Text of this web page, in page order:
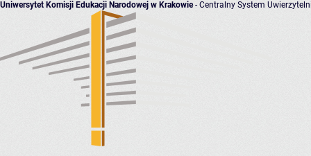
Uniwersytet Komisji Edukacji Narodowej w Krakowie- Centralny System